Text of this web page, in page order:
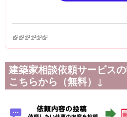
(link is external)
(link is external)
(link is external)
(link is external)
(link is external)
(link is external)
建築家相談依頼サービス
こちらから（無料）↓